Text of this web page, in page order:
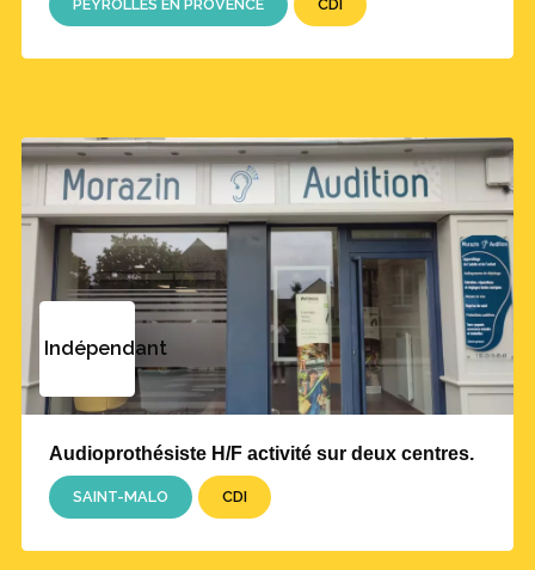
PEYROLLES EN PROVENCE CDI
Indépendant
Audioprothésiste H/F activité sur deux centres.
SAINT-MALO CDI